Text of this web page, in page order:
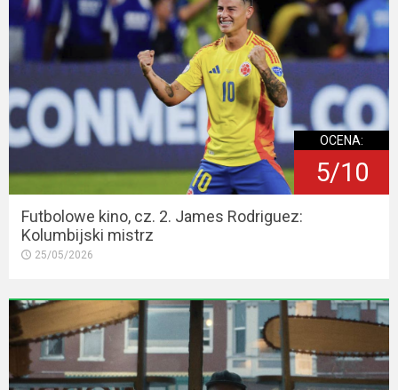
OCENA:
5/10
Futbolowe kino, cz. 2. James Rodriguez:
Kolumbijski mistrz
25/05/2026